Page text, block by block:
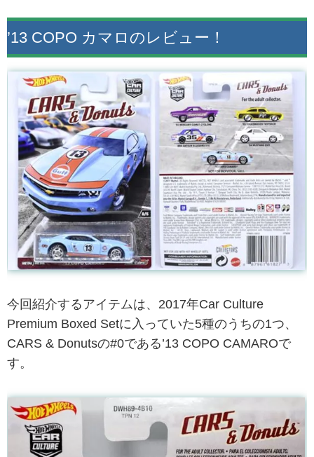
’13 COPO カマロのレビュー！
今回紹介するアイテムは、2017年Car Culture
Premium Boxed Setに入っていた5種のうちの1つ、
CARS & Donutsの#0である’13 COPO CAMAROで
す。